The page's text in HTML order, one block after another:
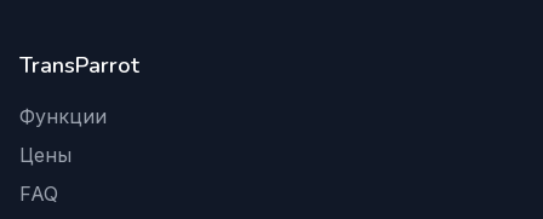
TransParrot
Функции
Цены
FAQ